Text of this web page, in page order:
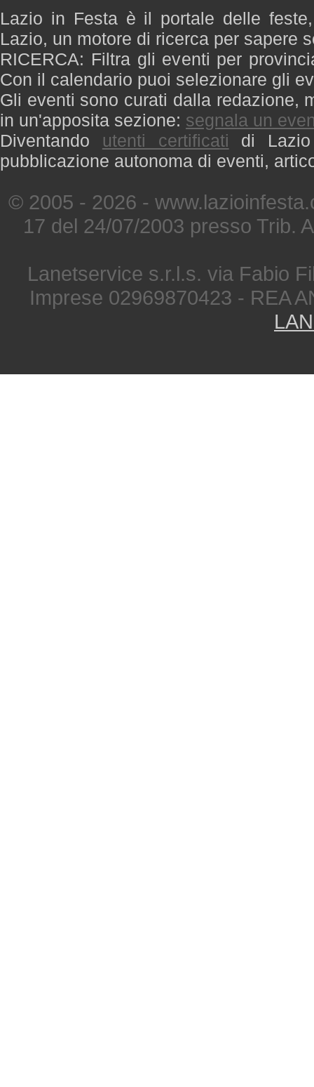
Lazio in Festa è il portale delle
Lazio, un motore di ricerca per sapere
RICERCA: Filtra gli eventi per
Con il calendario puoi selezionare gli
Gli eventi sono curati dalla redazione,
in un'apposita sezione: segnala un
Diventando utenti certificati di
pubblicazione autonoma di eventi,
© 2005 - 2026 -
17 del 24/07/2003 presso Trib.
Lanetservice s.r.l.s. via Fabio
Imprese 02969870423 - REA